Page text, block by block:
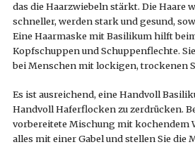
das die Haarzwiebeln stärkt. Die Haare
schneller, werden stark und gesund,
Eine Haarmaske mit Basilikum hilft
Kopfschuppen und Schuppenflechte.
bei Menschen mit lockigen, trockenen
Es ist ausreichend, eine Handvoll
Handvoll Haferflocken zu zerdrücken.
vorbereitete Mischung mit kochendem
alles mit einer Gabel und stellen Sie die